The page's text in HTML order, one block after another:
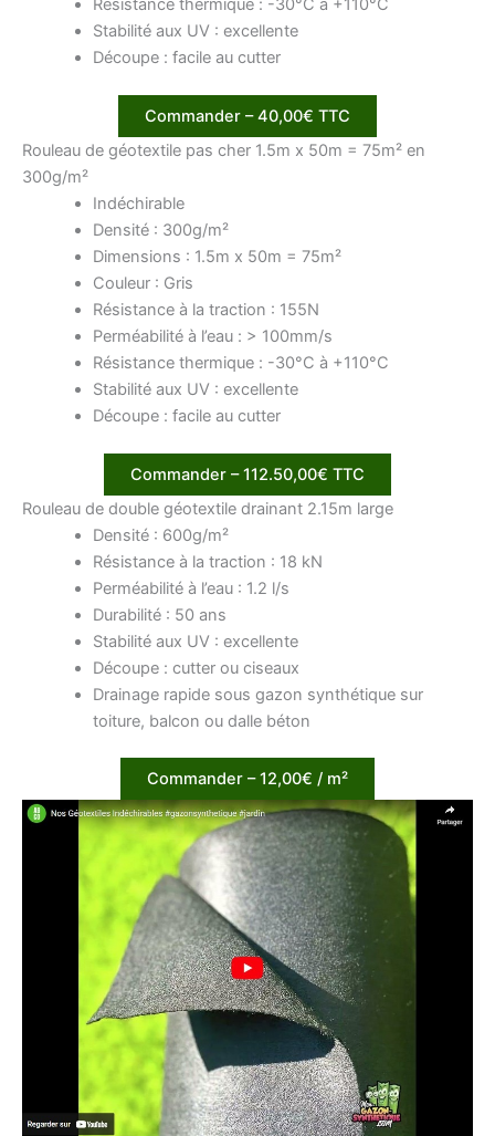
Résistance thermique : -30°C à +110°C
Stabilité aux UV : excellente
Découpe : facile au cutter
Commander – 40,00€ TTC
Rouleau de géotextile pas cher 1.5m x 50m = 75m² en
300g/m²
Indéchirable
Densité : 300g/m²
Dimensions : 1.5m x 50m = 75m²
Couleur : Gris
Résistance à la traction : 155N
Perméabilité à l’eau : > 100mm/s
Résistance thermique : -30°C à +110°C
Stabilité aux UV : excellente
Découpe : facile au cutter
Commander – 112.50,00€ TTC
Rouleau de double géotextile drainant 2.15m large
Densité : 600g/m²
Résistance à la traction : 18 kN
Perméabilité à l’eau : 1.2 l/s
Durabilité : 50 ans
Stabilité aux UV : excellente
Découpe : cutter ou ciseaux
Drainage rapide sous gazon synthétique sur
toiture, balcon ou dalle béton
Commander – 12,00€ / m²